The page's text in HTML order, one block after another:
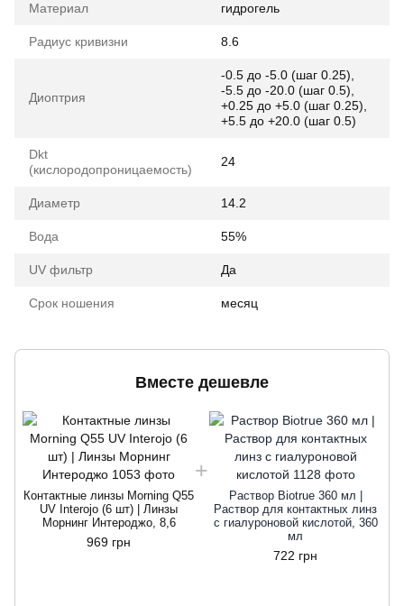
Материал гидрогель
Радиус кривизни 8.6
Диоптрия
-0.5 до -5.0 (шаг 0.25),
-5.5 до -20.0 (шаг 0.5),
+0.25 до +5.0 (шаг 0.25),
+5.5 до +20.0 (шаг 0.5)
Dkt
(кислородопроницаемость)
24
Диаметр 14.2
Вода 55%
UV фильтр Да
Срок ношения месяц
Вместе дешевле
Контактные линзы Morning Q55
UV Interojo (6 шт) | Линзы
Морнинг Интероджо, 8,6
969 грн
Раствор Biotrue 360 мл |
Раствор для контактных линз
с гиалуроновой кислотой, 360
мл
722 грн